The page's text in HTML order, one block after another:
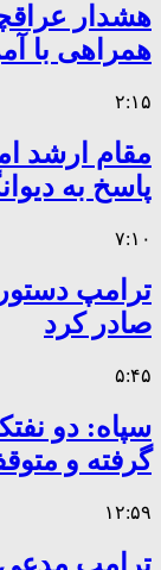
هشدار
همراهی با
۲:۱۵
مقام ارشد
پاسخ به
۷:۱۰
ترامپ دستور
صادر کرد
۵:۴۵
سپاه: دو
گرفته و
۱۲:۵۹
ترامپ مدعی